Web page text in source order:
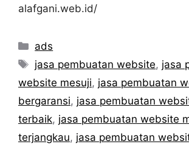
alafgani.web.id/
Categories
ads
Tags
jasa pembuatan website, jasa
website mesuji, jasa pembuatan
bergaransi, jasa pembuatan
terbaik, jasa pembuatan website
terjangkau, jasa pembuatan